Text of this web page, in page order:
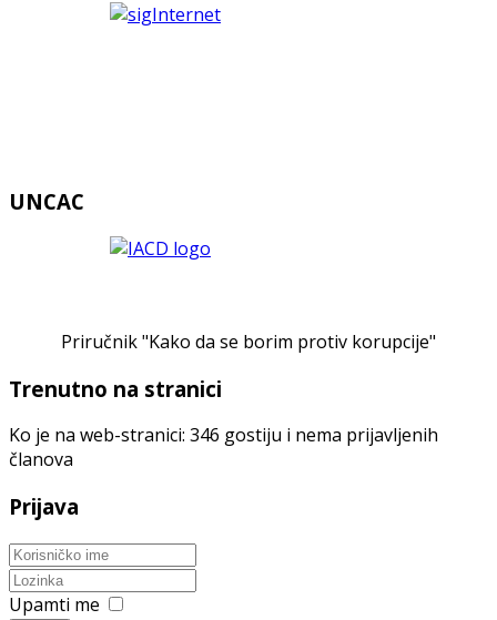
UNCAC
Priručnik "Kako da se borim protiv korupcije"
Trenutno na stranici
Ko je na web-stranici: 346 gostiju i nema prijavljenih
članova
Prijava
Upamti me